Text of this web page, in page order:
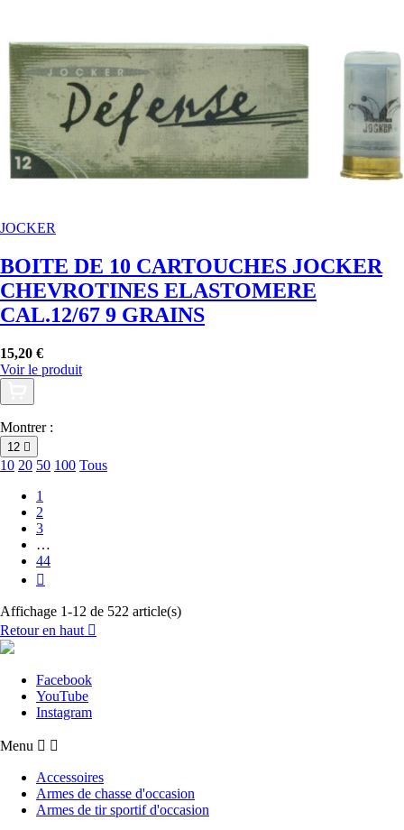
JOCKER
BOITE DE 10 CARTOUCHES JOCKER
CHEVROTINES ELASTOMERE
CAL.12/67 9 GRAINS
15,20 €
Voir le produit
Montrer :
12 
10 20 50 100 Tous
1
2
3
…
44

Affichage 1-12 de 522 article(s)
Retour en haut 
Facebook
YouTube
Instagram
Menu  
Accessoires
Armes de chasse d'occasion
Armes de tir sportif d'occasion